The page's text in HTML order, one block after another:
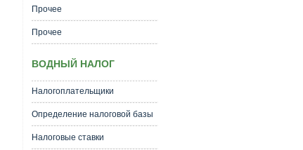
Прочее
Прочее
ВОДНЫЙ НАЛОГ
Налогоплательщики
Определение налоговой базы
Налоговые ставки